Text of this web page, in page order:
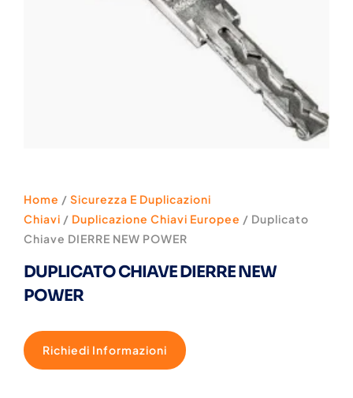
Home / Sicurezza E Duplicazioni
Chiavi / Duplicazione Chiavi Europee / Duplicato
Chiave DIERRE NEW POWER
DUPLICATO CHIAVE DIERRE NEW
POWER
Richiedi Informazioni